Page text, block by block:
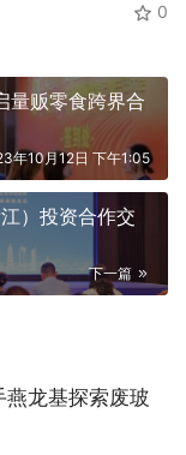
0
量贩零食跨界合
年10月12日 下午1:05
）投资合作交
下一篇
龙基探索废玻